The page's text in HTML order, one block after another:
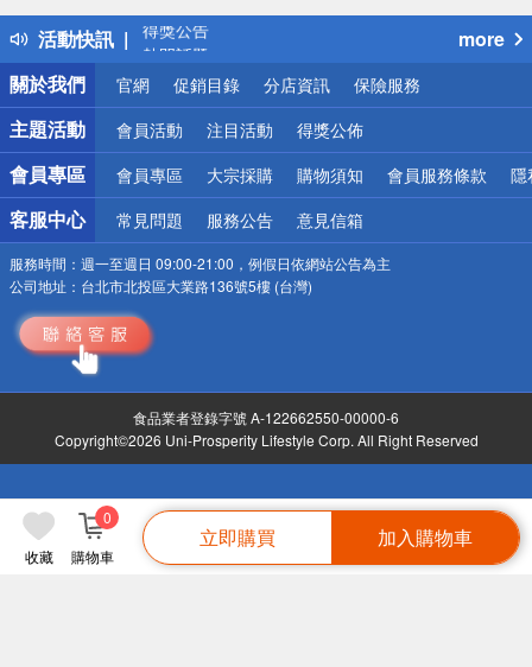
收藏 購物車
0
立即購買 加入購物車
活動快訊
得獎公告
熱門話題
銀行優惠
偏遠地區配送
詐騙網頁！請小心！
more
關於我們
官網 促銷目錄 分店資訊 保險服務
主題活動 會員活動 注目活動 得獎公佈
會員專區 會員專區 大宗採購 購物須知 會員服務條款 隱
客服中心 常見問題 服務公告 意見信箱
服務時間： 週一至週日 09:00-21:00，例假日依網站公告為主
公司地址： 台北市北投區大業路136號5樓 (台灣)
食品業者登錄字號 A-122662550-00000-6
Copyright©2026 Uni-Prosperity Lifestyle Corp. All Right Reserved